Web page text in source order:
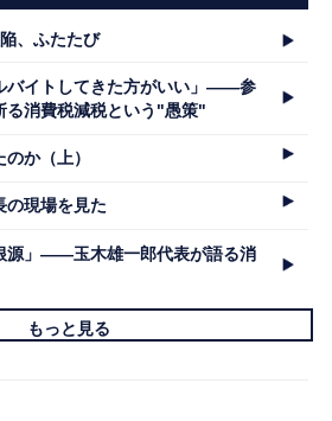
、ふたたび
バイトしてきた方がいい」――参
る消費税減税という"愚策"
か（上）
の現場を見た
源」――玉木雄一郎代表が語る消
もっと見る